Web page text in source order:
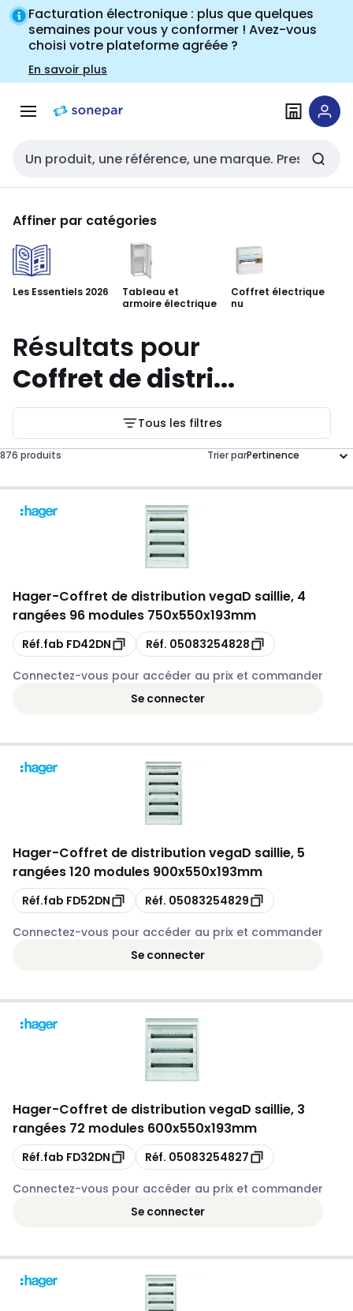
Passer à la
navigation
Passer
au
contenu
Facturation électronique : plus que quelques
semaines pour vous y conformer ! Avez-vous
choisi votre plateforme agréée ?
En savoir plus
Entrée de recherche
Affiner par catégories
Les Essentiels 2026
Tableau et
armoire électrique
Coffret électrique
nu
Résultats pour
Coffret de distri...
Tous les filtres
876 produits Trier par
Hager-Coffret de distribution vegaD saillie, 4
rangées 96 modules 750x550x193mm
Copie
Réf.fab FD42DN Copie
Réf. 05083254828
Connectez-vous pour accéder au prix et commander
Se connecter
Hager-Coffret de distribution vegaD saillie, 5
rangées 120 modules 900x550x193mm
Copie
Réf.fab FD52DN Copie
Réf. 05083254829
Connectez-vous pour accéder au prix et commander
Se connecter
Hager-Coffret de distribution vegaD saillie, 3
rangées 72 modules 600x550x193mm
Copie
Réf.fab FD32DN Copie
Réf. 05083254827
Connectez-vous pour accéder au prix et commander
Se connecter